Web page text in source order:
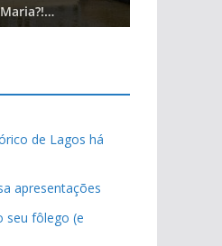
de Lagos há
apresentações
seu fôlego (e